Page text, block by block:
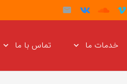
خدمات ما تماس با ما